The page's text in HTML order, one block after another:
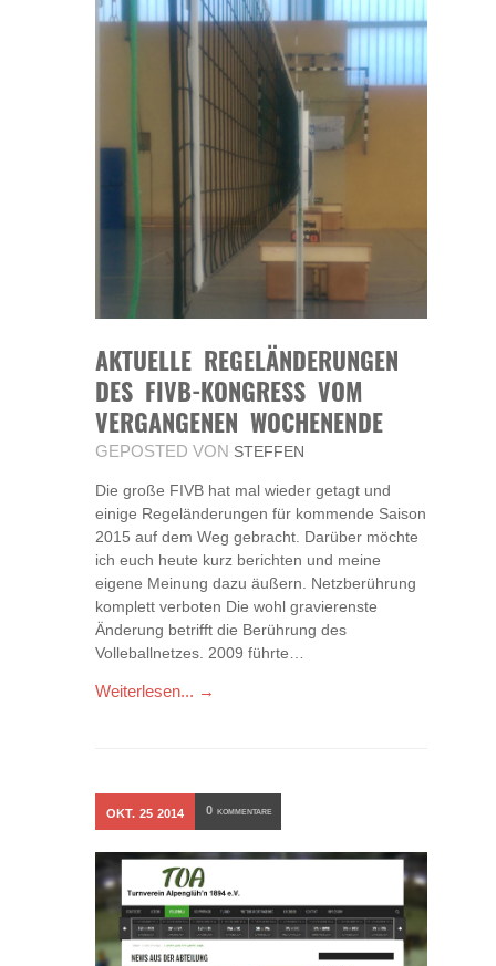
AKTUELLE REGELÄNDERUNGEN
DES FIVB-KONGRESS VOM
VERGANGENEN WOCHENENDE
GEPOSTED VON STEFFEN
Die große FIVB hat mal wieder getagt und
einige Regeländerungen für kommende Saison
2015 auf dem Weg gebracht. Darüber möchte
ich euch heute kurz berichten und meine
eigene Meinung dazu äußern. Netzberührung
komplett verboten Die wohl gravierenste
Änderung betrifft die Berührung des
Volleballnetzes. 2009 führte…
Weiterlesen... →
OKT. 25 2014 0 KOMMENTARE